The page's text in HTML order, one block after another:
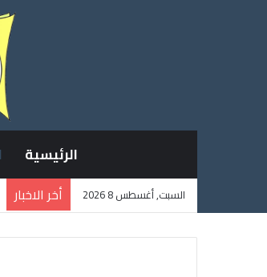
الرئيسية
السبت, أغسطس 8 2026 أخر الاخبار